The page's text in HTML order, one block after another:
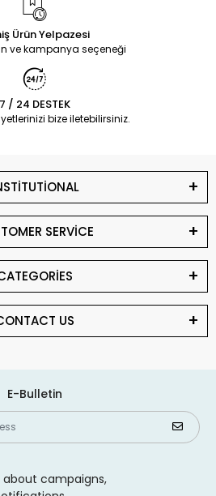
Ürün Yelpazesi
ve kampanya seçeneği
7 / 24 DESTEK
bize iletebilirsiniz.
SERVİCE
US
E-Bulletin
campaigns,